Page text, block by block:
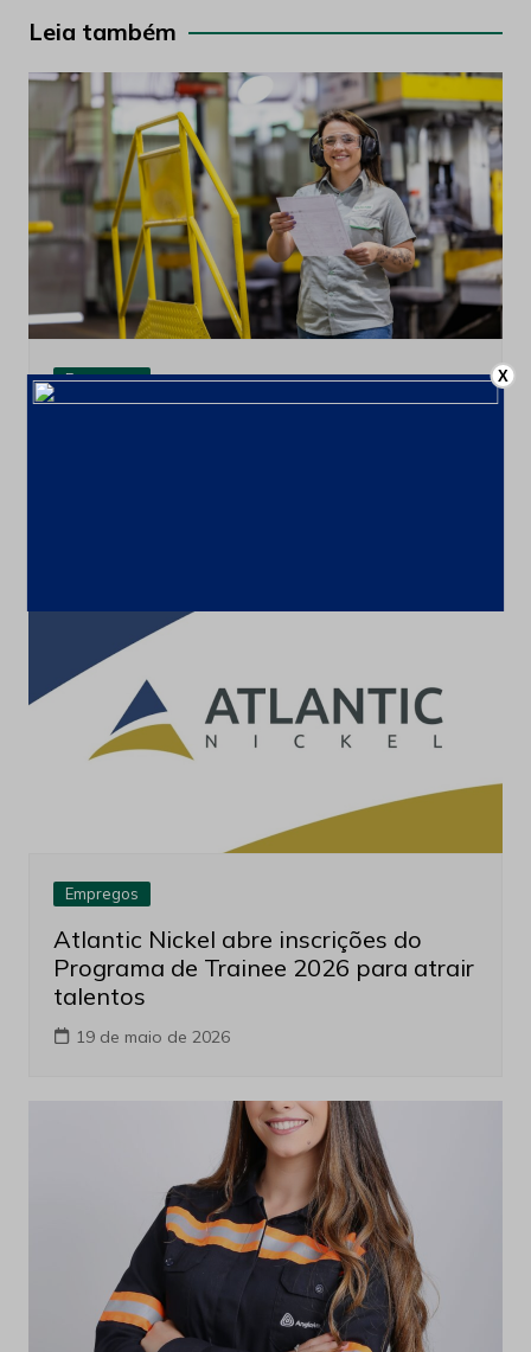
Post
Leia também
Empregos
Empregos
Atlantic Nickel abre inscrições do
Programa de Trainee 2026 para atrair
talentos
19 de maio de 2026
X